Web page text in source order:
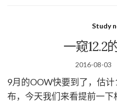
Study
一窥12.2
2016-08-03
9月的OOW快要到了，估
布，今天我们来看提前一下